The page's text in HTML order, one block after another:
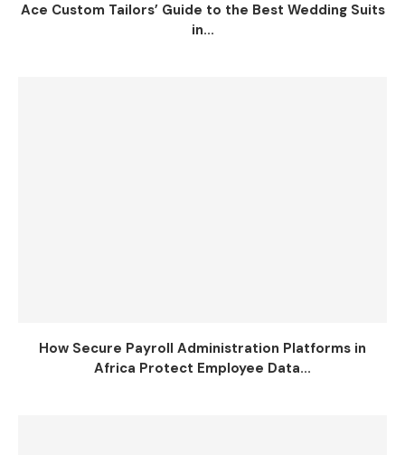
Ace Custom Tailors’ Guide to the Best Wedding Suits
in...
How Secure Payroll Administration Platforms in
Africa Protect Employee Data...